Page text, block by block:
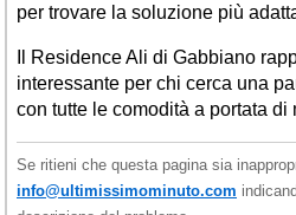
per trovare la soluzione più
Il Residence Ali di Gabbiano
interessante per chi cerca una
con tutte le comodità a portata di
Se ritieni che questa pagina sia
info@ultimissimominuto.com